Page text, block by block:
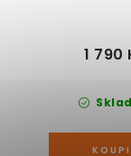
1 790